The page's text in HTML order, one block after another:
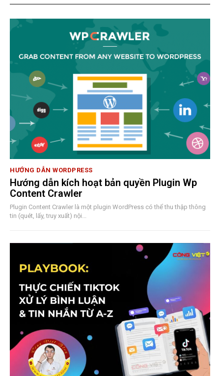
HƯỚNG DẪN WORDPRESS
Hướng dẫn kích hoạt bản quyền Plugin Wp
Content Crawler
Plugin Content Crawler là một plugin WordPress có thể thu thập thông
tin (quét, lấy, truy xuất) nội...